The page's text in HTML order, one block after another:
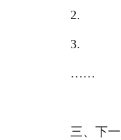
2.
3.
……
三、下